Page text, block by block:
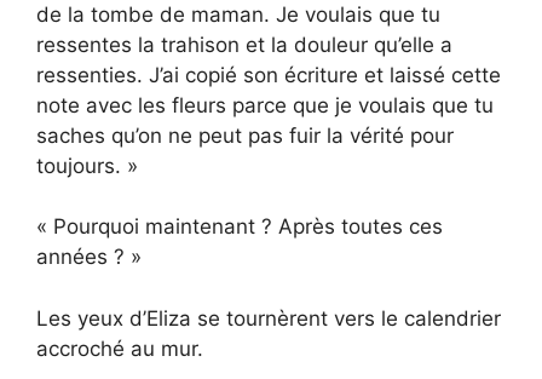
de la tombe de maman. Je voulais que tu
ressentes la trahison et la douleur qu’elle a
ressenties. J’ai copié son écriture et laissé cette
note avec les fleurs parce que je voulais que tu
saches qu’on ne peut pas fuir la vérité pour
toujours. »
« Pourquoi maintenant ? Après toutes ces
années ? »
Les yeux d’Eliza se tournèrent vers le calendrier
accroché au mur.